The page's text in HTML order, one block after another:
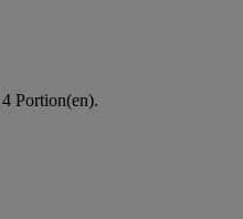
4 Portion(en).